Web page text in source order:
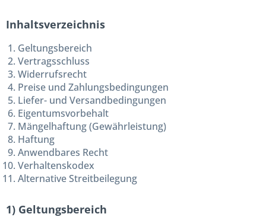
Inhaltsverzeichnis
Geltungsbereich
Vertragsschluss
Widerrufsrecht
Preise und Zahlungsbedingungen
Liefer- und Versandbedingungen
Eigentumsvorbehalt
Mängelhaftung (Gewährleistung)
Haftung
Anwendbares Recht
Verhaltenskodex
Alternative Streitbeilegung
1) Geltungsbereich